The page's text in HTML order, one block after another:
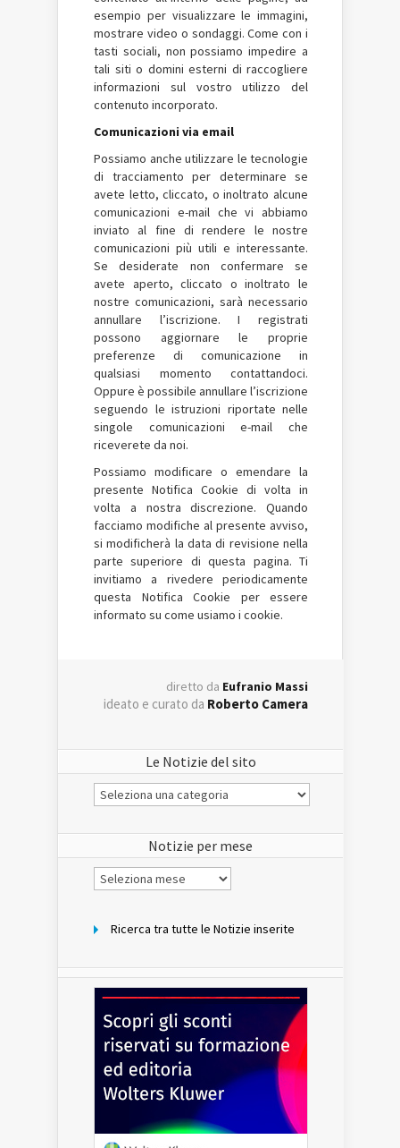
esempio per visualizzare le immagini,
mostrare video o sondaggi. Come con i
tasti sociali, non possiamo impedire a
tali siti o domini esterni di raccogliere
informazioni sul vostro utilizzo del
contenuto incorporato.
Comunicazioni via email
Possiamo anche utilizzare le tecnologie
di tracciamento per determinare se
avete letto, cliccato, o inoltrato alcune
comunicazioni e-mail che vi abbiamo
inviato al fine di rendere le nostre
comunicazioni più utili e interessante.
Se desiderate non confermare se
avete aperto, cliccato o inoltrato le
nostre comunicazioni, sarà necessario
annullare l’iscrizione. I registrati
possono aggiornare le proprie
preferenze di comunicazione in
qualsiasi momento contattandoci.
Oppure è possibile annullare l’iscrizione
seguendo le istruzioni riportate nelle
singole comunicazioni e-mail che
riceverete da noi.
Possiamo modificare o emendare la
presente Notifica Cookie di volta in
volta a nostra discrezione. Quando
facciamo modifiche al presente avviso,
si modificherà la data di revisione nella
parte superiore di questa pagina. Ti
invitiamo a rivedere periodicamente
questa Notifica Cookie per essere
informato su come usiamo i cookie.
diretto da Eufranio Massi
ideato e curato da Roberto Camera
Le Notizie del sito
Le
Notizie
Notizie per mese
Notizie
per
Ricerca tra tutte le Notizie inserite